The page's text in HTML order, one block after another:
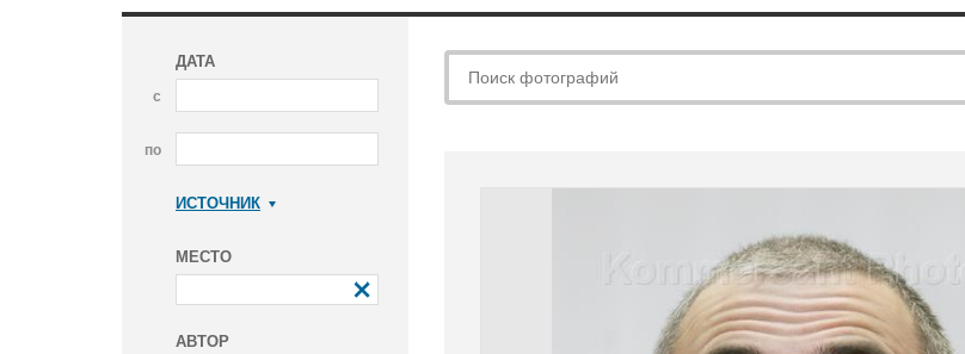
ДАТА
с
по
ИСТОЧНИК
МЕСТО
АВТОР